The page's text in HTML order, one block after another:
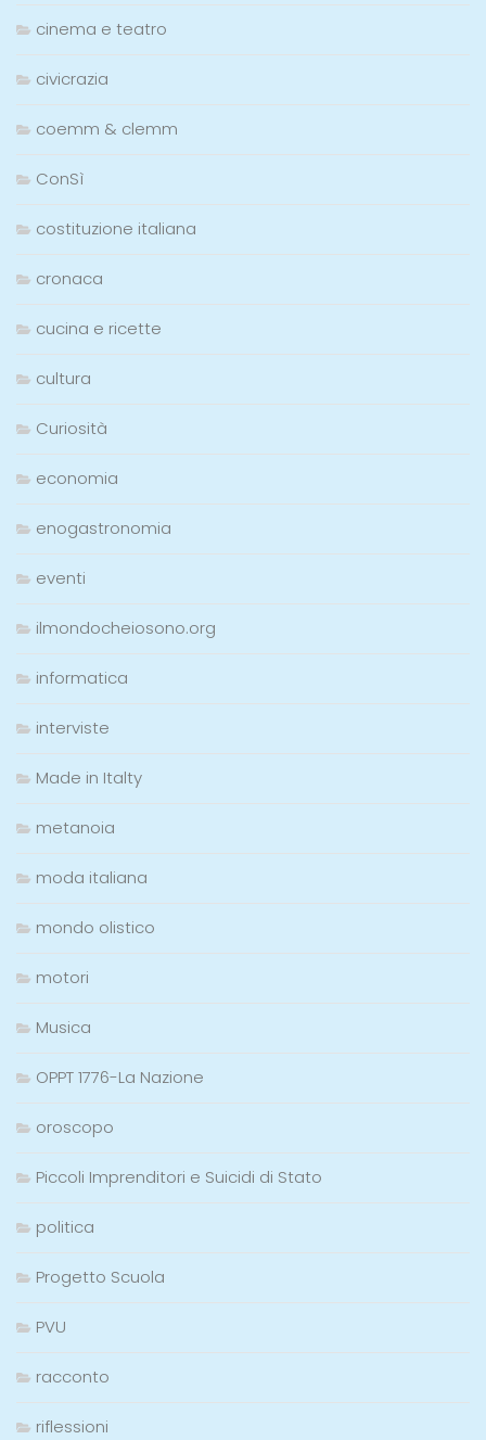
cinema e teatro
civicrazia
coemm & clemm
ConSì
costituzione italiana
cronaca
cucina e ricette
cultura
Curiosità
economia
enogastronomia
eventi
ilmondocheiosono.org
informatica
interviste
Made in Italty
metanoia
moda italiana
mondo olistico
motori
Musica
OPPT 1776-La Nazione
oroscopo
Piccoli Imprenditori e Suicidi di Stato
politica
Progetto Scuola
PVU
racconto
riflessioni